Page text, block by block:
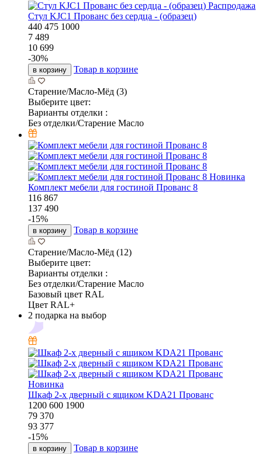
Распродажа
Стул KJC1 Прованс без сердца - (образец)
440 475 1000
7 489
10 699
-30%
в корзину Товар в корзине
Старение/Масло-Мёд (3)
Выберите цвет:
Варианты отделки :
Без отделки/Старение Масло
Новинка
Комплект мебели для гостиной Прованс 8
116 867
137 490
-15%
в корзину Товар в корзине
Старение/Масло-Мёд (12)
Выберите цвет:
Варианты отделки :
Без отделки/Старение Масло
Базовый цвет RAL
Цвет RAL+
2 подарка на выбор
Новинка
Шкаф 2-х дверный с ящиком KDA21 Прованс
1200 600 1900
79 370
93 377
-15%
в корзину Товар в корзине